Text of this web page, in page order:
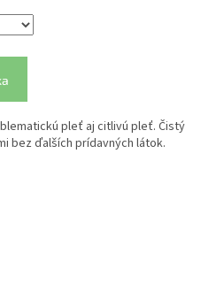
pleť aj citlivú pleť. Čistý
bez ďalších prídavných látok.